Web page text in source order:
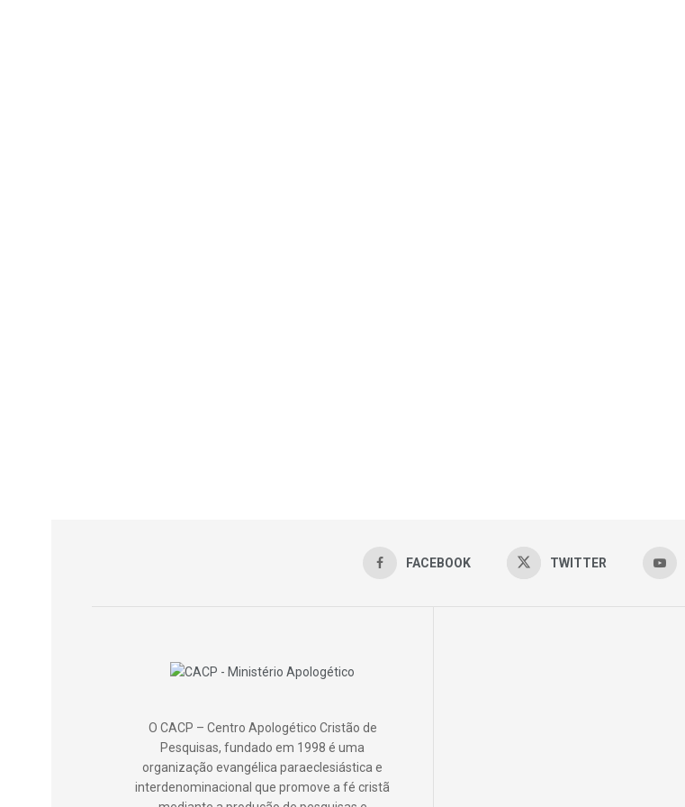
FACEBOOK TWITTER
O CACP – Centro Apologético Cristão de
Pesquisas, fundado em 1998 é uma
organização evangélica paraeclesiástica e
interdenominacional que promove a fé cristã